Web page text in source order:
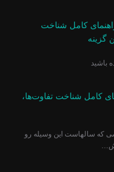
کامل شناخت
گزینه
باشید
کامل شناخت تفاوت‌ها،
که سالهاست این وسیله رو